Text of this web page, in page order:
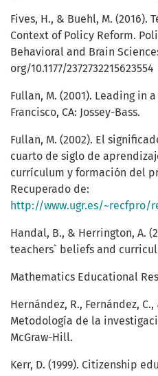
Fives, H., & Buehl, M. (2016).
Context of Policy Reform.
Behavioral and Brain
org/10.1177/2372732215623554
Fullan, M. (2001). Leading in
Francisco, CA: Jossey-Bass.
Fullan, M. (2002). El
cuarto de siglo de
currículum y formación del
Recuperado de:
http://www.ugr.es/~recfpro/
Handal, B., & Herrington, A.
teachers` beliefs and
Mathematics Educational
Hernández, R., Fernández,
Metodología de la
McGraw-Hill.
Kerr, D. (1999). Citizenship